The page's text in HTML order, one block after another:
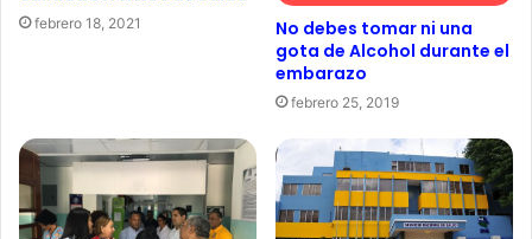
febrero 18, 2021
No debes tomar ni una
gota de Alcohol durante el
embarazo
febrero 25, 2019